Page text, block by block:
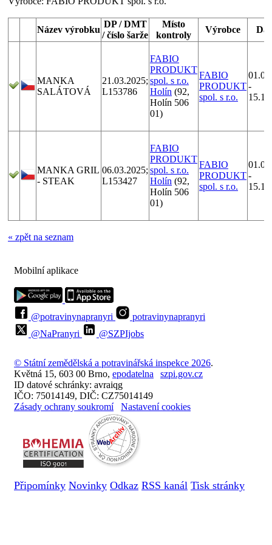
Název výrobku
DP / DMT
/ číslo šarže
Místo
kontroly
Výrobce
MANKA
SALÁTOVÁ
21.03.2025;
L153786
FABIO
PRODUKT
spol. s r.o.
Holín (92,
Holín 506
01)
FABIO
PRODUKT
spol. s r.o.
-
MANKA GRIL
- STEAK
06.03.2025;
L153427
FABIO
PRODUKT
spol. s r.o.
Holín (92,
Holín 506
01)
FABIO
PRODUKT
spol. s r.o.
-
« zpět na seznam
Mobilní aplikace
@potravinynapranyri
potravinynapranyri
@NaPranyri
@SZPIjobs
© Státní zemědělská a potravinářská inspekce 2026.
Květná 15, 603 00 Brno, epodatelna
szpi.gov.cz
ID datové schránky: avraiqg
IČO: 75014149, DIČ: CZ75014149
Zásady ochrany soukromí
Nastavení cookies
Připomínky Novinky Odkaz RSS kanál Tisk stránky